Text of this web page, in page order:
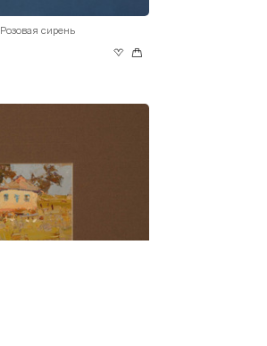
Розовая сирень